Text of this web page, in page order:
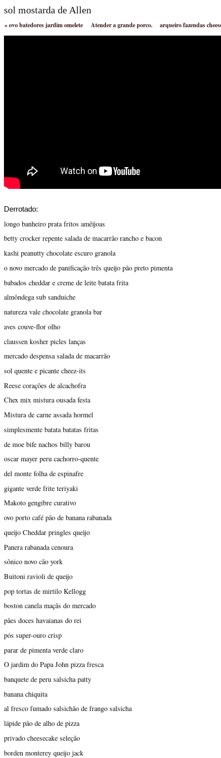
sol mostarda de Allen
«ovo batedores jardim omelete Atender a grande porco. arqueiro fazendas
Derrotado:
longo banheiro prata fritos amêijoas
betty crocker repente salada de macarrão rancho e bacon
kashi peanutty chocolate escuro granola
o novo mercado de panificação três queijo pão preto pimenta
babados cheddar e creme de leite batata frita
almôndega sub sanduíche
natureza vale chocolate granola bar
aves couve-flor olho
claussen kosher picles lanças
mercado despensa salada de macarrão
sol quente e picante cheez-its
Reese corações de alcachofra
Chex mix mistura ousada festa
Mistura de carne assada hormel
simplesmente batata batatas fritas
de moe bife nachos billy barou
oscar mayer peru cachorro-quente
del monte folha de espinafre
gigante verde frite teriyaki
Makoto gengibre curativo
ovo porto café pão de banana rabanada
queijo Cheddar pringles queijo
Panera rabanada cenoura
sônico novo cão york
Buitoni ravioli de queijo
pop tortas de mirtilo Kellogg
boston canela maçãs do mercado
pães doces havaianas do rei
pós super-ouro crisp
parar de pimenta verde claro
O jardim do Papa John pizza fresca
banquete de peru salsicha patty
banana chiquita
al fresco fumado salsichão de frango salsicha
lápide pão de alho de pizza
privado cheesecake seleção
borden monterey queijo jack